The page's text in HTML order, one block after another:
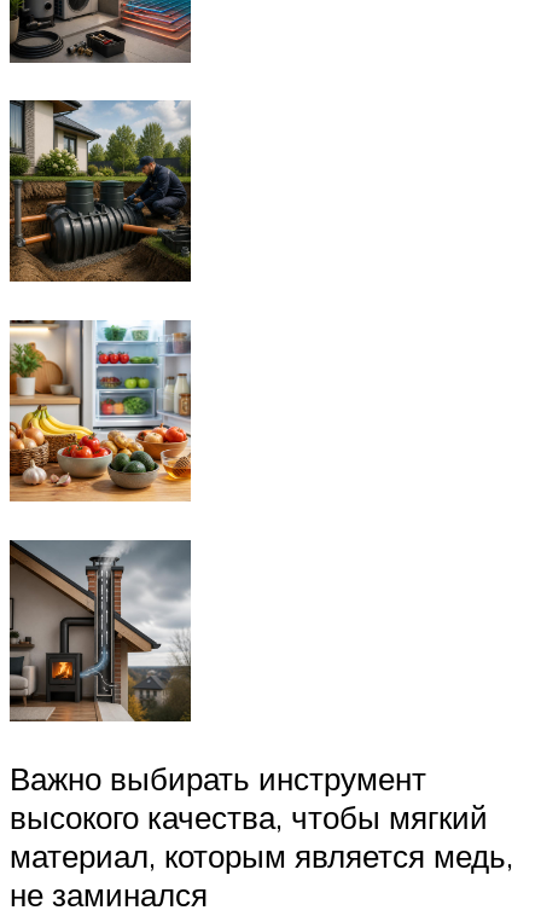
Важно выбирать инструмент
высокого качества, чтобы мягкий
материал, которым является медь,
не заминался